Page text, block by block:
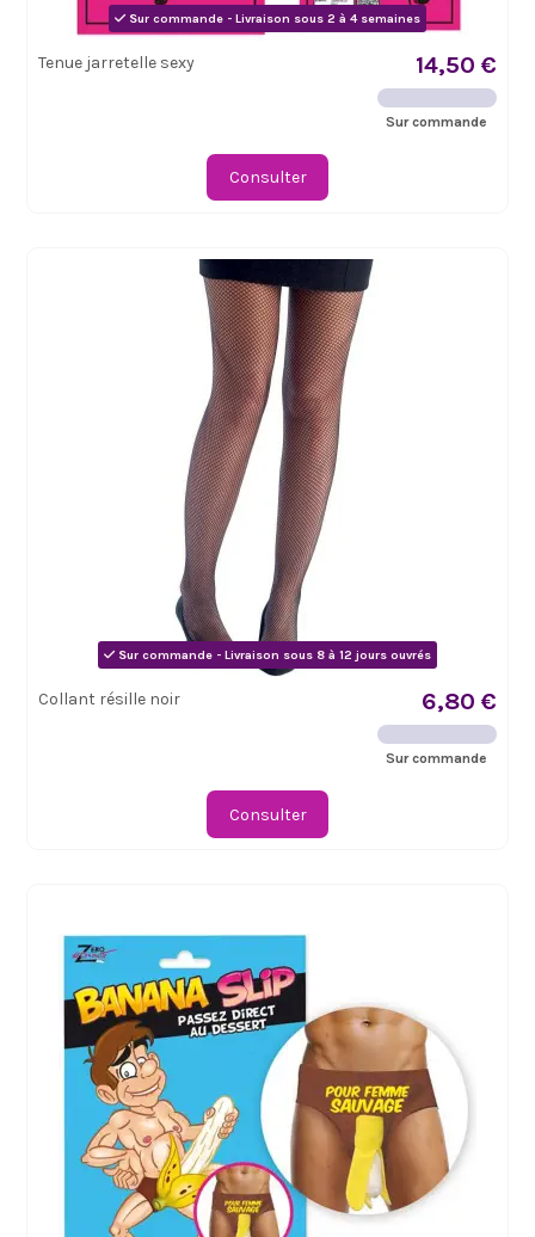
Sur commande - Livraison sous 2 à 4 semaines
Tenue jarretelle sexy 14,50 €
Sur commande
Consulter
Sur commande - Livraison sous 8 à 12 jours ouvrés
Collant résille noir 6,80 €
Sur commande
Consulter